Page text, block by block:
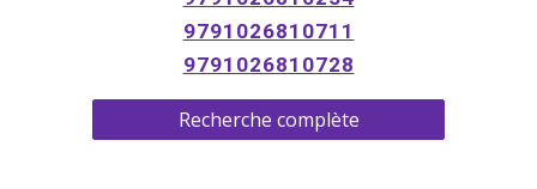
9791026810711
9791026810728
Recherche complète